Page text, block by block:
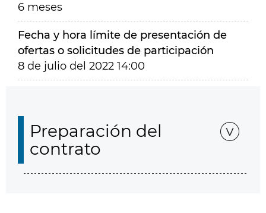
6 meses
Fecha y hora límite de presentación de
ofertas o solicitudes de participación
8 de julio del 2022 14:00
Preparación del
contrato